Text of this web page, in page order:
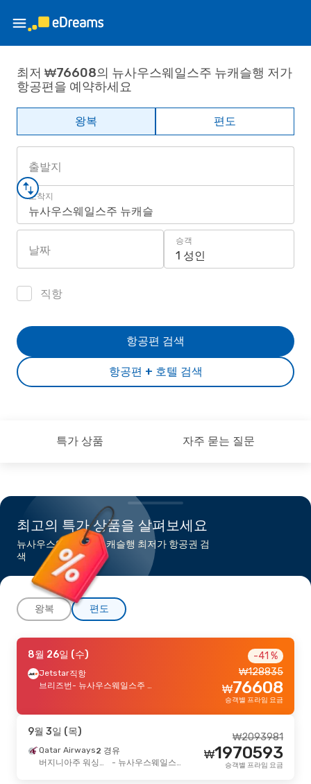
최저 ₩76608의 뉴사우스웨일스주 뉴캐슬행 저가
항공편을 예약하세요
왕복 편도
출발지
도착지
뉴사우스웨일스주 뉴캐슬
날짜
승객
1 성인
직항
항공편 + 호텔 검색
항공편 검색
특가 상품 자주 묻는 질문
최고의 특가 상품을 살펴보세요
뉴사우스웨일스주 뉴캐슬행 최저가 항공권 검
색
왕복 편도
10월 10일 (토)
Malaysia Airlines
서울
- 뉴사우스웨일스주 뉴캐슬
2003575
1918570
8월 26일 (수)
Jetstar직항
브리즈번
- 뉴사우스웨일스주 뉴캐슬
-41 %
128835
₩
76608
₩
승객별 프라임 요금
9월 3일 (목)
Qatar Airways2 경유
버지니아주 워싱턴 D.C.(알링턴 카운티)
- 뉴사우스웨일스주 뉴캐슬
2093981
₩
1970593
₩
승객별 프라임 요금